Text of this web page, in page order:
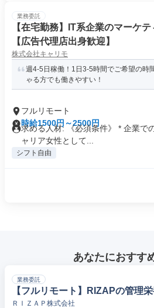
業務委託
【在宅勤務】IT系企業のマーケ
【広告代理店出身歓迎】
株式会社キャリモ
週4-5日稼働！1日3-5時間でご希望の時
ゃる方でも働きやすい！
フルリモート
時給1500円～2500円
求める人材: 《必須条件》 * 企業で
ャリア女性として...
シフト自由
あなたにおすす
業務委託
【フルリモート】RIZAPの管理
ＲＩＺＡＰ株式会社